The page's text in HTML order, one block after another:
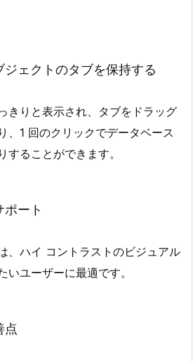
ェクトのタブを保持する
きりと表示され、タブをドラッグ
、1 回のクリックでデータベース
することができます。
ポート
、ハイ コントラストのビジュアル
いユーザーに最適です。
点